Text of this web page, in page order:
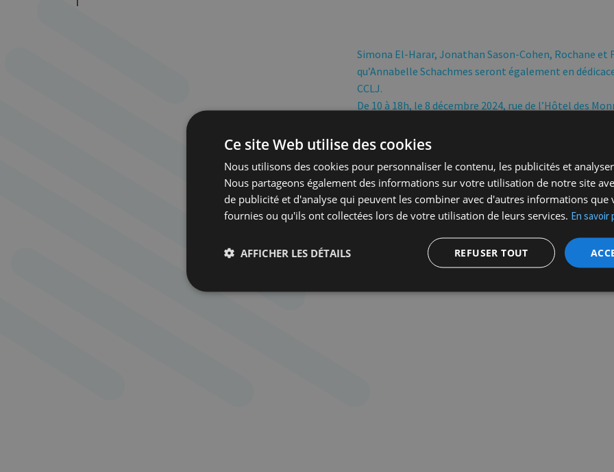
Simona El-Harar, Jonathan Sason-Cohen, Rochane et
qu’Annabelle Schachmes seront également en
CCLJ.
De 10 à 18h, le 8 décembre 2024, rue de l’Hôtel des
Programmation
10h30 : Rencontre littérature jeunesse avec
11h30 : Rencontre avec Sonia Devillers
12h30 : Performance de calligraphie
13h30 : Rencontre avec Catherine Bardon
14h30 : Rencontre interactive avec Zoé
14h30 : Masterclass sur les routines
Skowronek
15h30 : Les Guerrières de la paix - avec
Ce site Web utilise des cookies
Nous utilisons des cookies pour personnaliser le contenu, les publicités et
Nous partageons également des informations sur votre utilisation de notre site
de publicité et d'analyse qui peuvent les combiner avec d'autres informations que
fournies ou qu'ils ont collectées lors de votre utilisation de leurs services. En savoir
REFUSER TOUT
AFFICHER LES DÉTAILS